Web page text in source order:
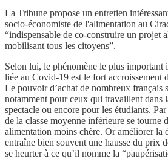
La Tribune propose un entretien
socio-économiste de l'alimentation au
“indispensable de co-construire un projet
mobilisant tous les citoyens”.
Selon lui, le phénomène le plus important
liée au Covid-19 est le fort accroissement
Le pouvoir d’achat de nombreux français
notamment pour ceux qui travaillent dans
spectacle ou encore pour les étudiants.
de la classe moyenne inférieure se tourne
alimentation moins chère. Or améliorer la
entraîne bien souvent une hausse du prix
se heurter à ce qu’il nomme la